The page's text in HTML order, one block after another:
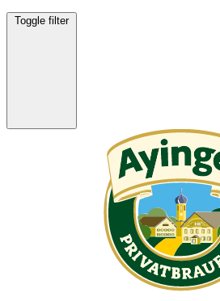
Toggle filter